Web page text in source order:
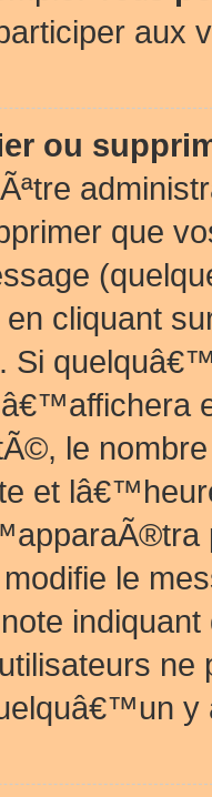
aux
ou
que
en cliquant
Si
le
et
le
y